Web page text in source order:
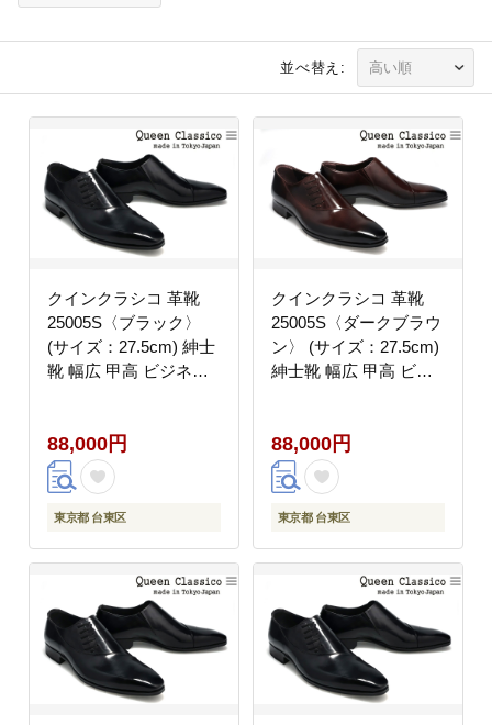
並べ替え:
クインクラシコ 革靴
25005S〈ブラック〉
(サイズ：27.5cm) 紳士
靴 幅広 甲高 ビジネス
ポン 牛革
88,000円
東京都 台東区
クインクラシコ 革靴
25005S〈ダークブラウ
ン〉 (サイズ：27.5cm)
紳士靴 幅広 甲高 ビジ
リッポン 牛革
88,000円
東京都 台東区